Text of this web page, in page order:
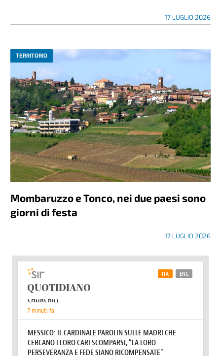
17 LUGLIO 2026
TERRITORIO
Mombaruzzo e Tonco, nei due paesi sono
giorni di festa
17 LUGLIO 2026